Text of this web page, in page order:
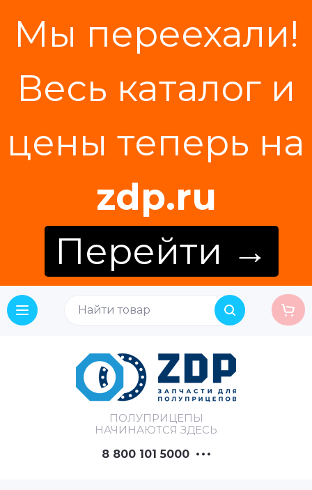
Мы переехали!
Весь каталог и
цены теперь на
zdp.ru
Перейти →
ПОЛУПРИЦЕПЫ
НАЧИНАЮТСЯ ЗДЕСЬ
8 800 101 5000